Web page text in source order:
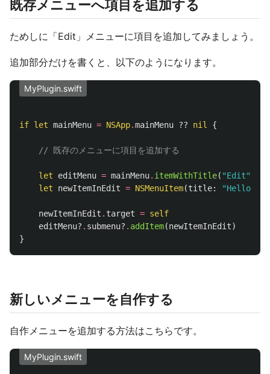
既存メニューへ項目を追加する
ためしに「Edit」メニューに項目を追加してみましょう。
追加部分だけを書くと、以下のようになります。
MyPlugin.swift
if let mainMenu = NSApp.mainMenu ?? nil {
// 既存のメニューに項目を追加する
let editMenu = mainMenu. itemWithTitle( "Edit"
let
newItemInEdit = NSMenuItem(title: "Hello
newItemInEdit . target = self
editMenu? . submenu? . addItem(newItemInEdit)
}
新しいメニューを自作する
自作メニューを追加する方法はこちらです。
MyPlugin.swift